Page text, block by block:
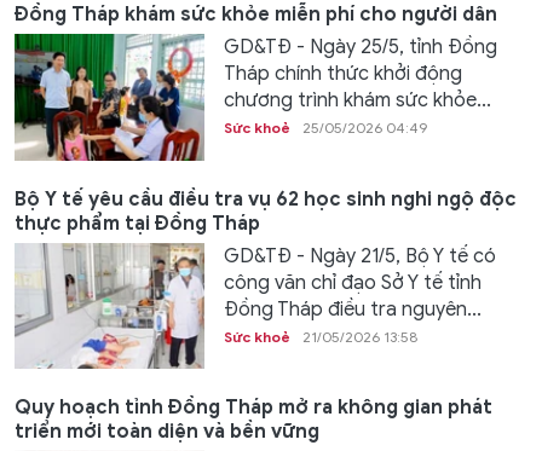
Đồng Tháp khám sức khỏe miễn phí cho người dân
GD&TĐ - Ngày 25/5, tỉnh Đồng
Tháp chính thức khởi động
chương trình khám sức khỏe...
Sức khoẻ 25/05/2026 04:49
Bộ Y tế yêu cầu điều tra vụ 62 học sinh nghi ngộ độc
thực phẩm tại Đồng Tháp
GD&TĐ - Ngày 21/5, Bộ Y tế có
công văn chỉ đạo Sở Y tế tỉnh
Đồng Tháp điều tra nguyên...
Sức khoẻ 21/05/2026 13:58
Quy hoạch tỉnh Đồng Tháp mở ra không gian phát
triển mới toàn diện và bền vững